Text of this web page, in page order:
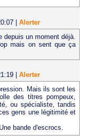
Alerter
depuis un moment déjà.
mais on sent que ça
Alerter
Mais ils sont les
des titres pompeux,
ou spécialiste, tandis
gens une légitimité et
bande d'escrocs.